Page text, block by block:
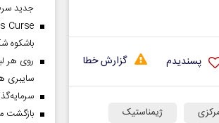
گزارش خطا پسندیدم
ژیمناستیک
جدید
باشکوه
روی هر
سایبری
بازگشت